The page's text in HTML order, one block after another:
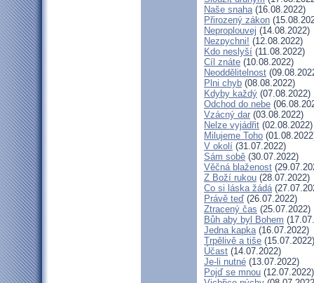
Naše snaha(16.08.2022)
Přirozený zákon
Neproplouvej (14.08.2022)
Nezpychni! (12.08.2022)
Kdo neslyší (11.08.2022)
Cíl znáte (10.08.2022)
Neoddělitelnost
Plni chyb (08.08.2022)
Kdyby každý (07.08.2022)
Odchod do nebe
Vzácný dar (03.08.2022)
Nelze vyjádřit (02.08.2022)
Milujeme Toho
V okolí (31.07.2022)
Sám sobě (30.07.2022)
Věčná blaženost
Z Boží rukou (28.07.2022)
Co si láska žádá
Právě teď (26.07.2022)
Ztracený čas (25.07.2022)
Bůh aby byl Bohem
Jedna kapka(16.07.2022)
Trpělivě a tiše (15.07.2022)
Účast (14.07.2022)
Je-li nutné (13.07.2022)
Pojď se mnou (12.07.2022)